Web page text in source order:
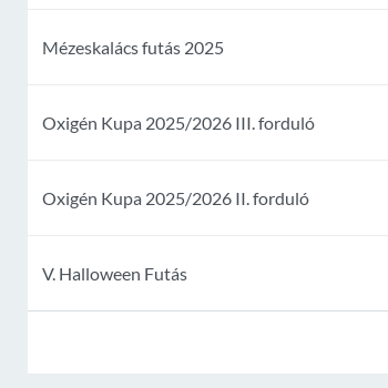
Mézeskalács futás 2025
Oxigén Kupa 2025/2026 III. forduló
Oxigén Kupa 2025/2026 II. forduló
V. Halloween Futás